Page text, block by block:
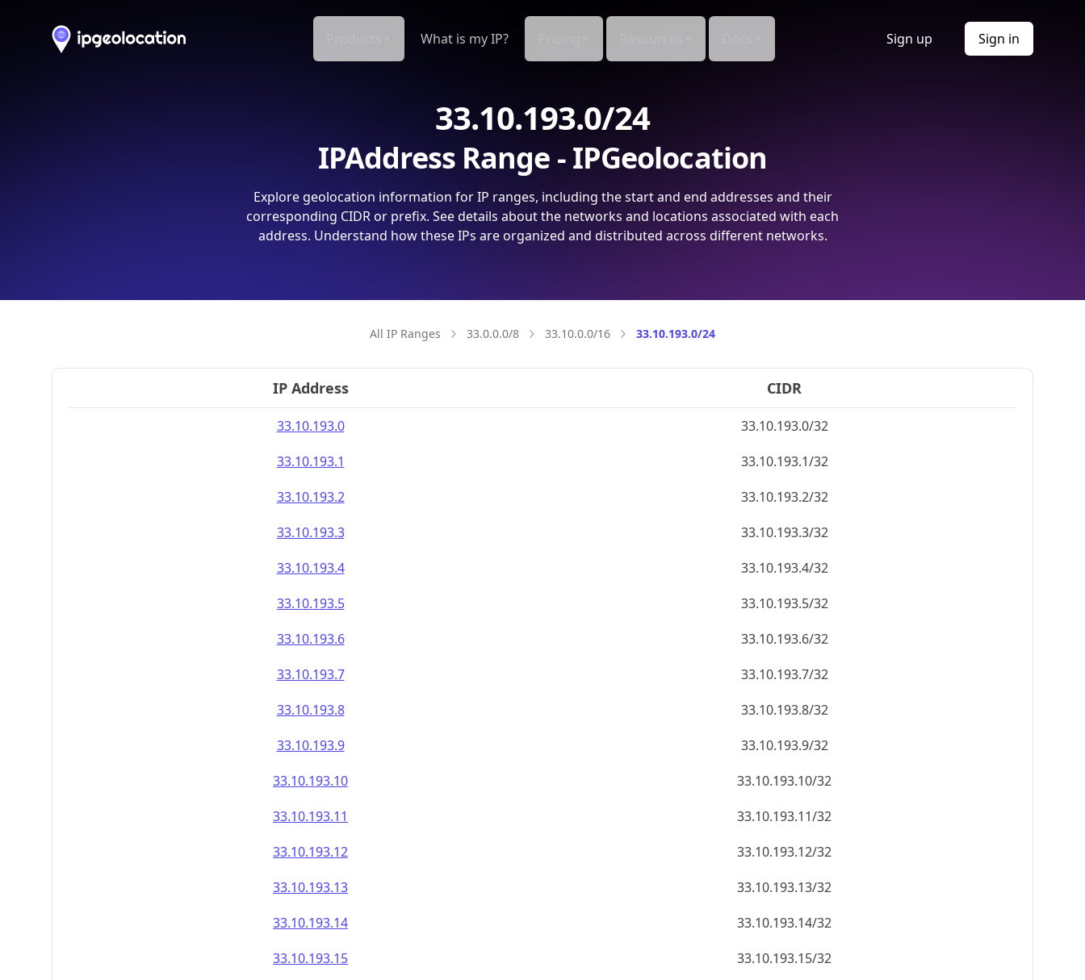
What is my IP? Sign up Sign in
33.10.193.0/24
IPAddress Range - IPGeolocation
Explore geolocation information for IP ranges, including the start and end addresses and their
corresponding CIDR or prefix. See details about the networks and locations associated with each
address. Understand how these IPs are organized and distributed across different networks.
All IP Ranges 33.0.0.0/8 33.10.0.0/16 33.10.193.0/24
IP Address CIDR
33.10.193.0
33.10.193.0/32
33.10.193.1
33.10.193.1/32
33.10.193.2
33.10.193.2/32
33.10.193.3
33.10.193.3/32
33.10.193.4
33.10.193.4/32
33.10.193.5
33.10.193.5/32
33.10.193.6
33.10.193.6/32
33.10.193.7
33.10.193.7/32
33.10.193.8
33.10.193.8/32
33.10.193.9
33.10.193.9/32
33.10.193.10
33.10.193.10/32
33.10.193.11
33.10.193.11/32
33.10.193.12
33.10.193.12/32
33.10.193.13
33.10.193.13/32
33.10.193.14
33.10.193.14/32
33.10.193.15
33.10.193.15/32